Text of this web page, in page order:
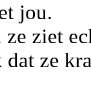
jou.
ze ziet
dat ze